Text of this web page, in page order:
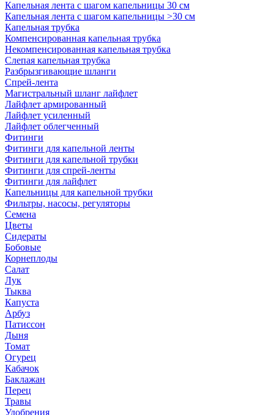
Капельная лента с шагом капельницы 30 см
Капельная лента с шагом капельницы >30 см
Капельная трубка
Компенсированная капельная трубка
Некомпенсированная капельная трубка
Слепая капельная трубка
Разбрызгивающие шланги
Спрей-лента
Магистральный шланг лайфлет
Лайфлет армированный
Лайфлет усиленный
Лайфлет облегченный
Фитинги
Фитинги для капельной ленты
Фитинги для капельной трубки
Фитинги для спрей-ленты
Фитинги для лайфлет
Капельницы для капельной трубки
Фильтры, насосы, регуляторы
Семена
Цветы
Сидераты
Бобовые
Корнеплоды
Салат
Лук
Тыква
Капуста
Арбуз
Патиссон
Дыня
Томат
Огурец
Кабачок
Баклажан
Перец
Травы
Удобрения